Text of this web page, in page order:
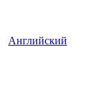
Английский